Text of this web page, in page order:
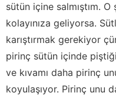
sütün içine salmıştım.
kolayınıza geliyorsa.
karıştırmak gerekiyor
pirinç sütün içinde
ve kıvamı daha pirinç
koyulaşıyor. Pirinç unu